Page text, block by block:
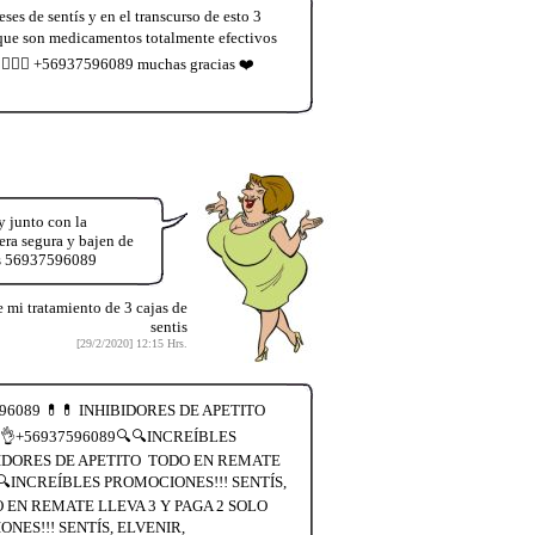
de sentís y en el transcurso de esto 3
son medicamentos totalmente efectivos
+56937596089 muchas gracias ❤️
junto con la
segura y bajen de
56937596089
tratamiento de 3 cajas de
sentis
[29/2/2020] 12:15 Hrs.
💊💊 INHIBIDORES DE APETITO
DE APETITO TODO EN REMATE
PROMOCIONES!!! SENTÍS,
REMATE LLEVA 3 Y PAGA 2 SOLO
SENTÍS, ELVENIR,